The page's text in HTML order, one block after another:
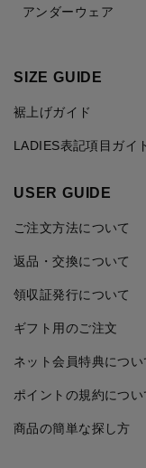
アンダーウェア
SIZE GUIDE
裾上げガイド
LADIES表記項目ガイ
USER GUIDE
ご注文方法について
返品・交換について
領収証発行について
ギフト用のご注文
ネット会員特典につい
ポイントの規約につい
商品の簡単な探し方